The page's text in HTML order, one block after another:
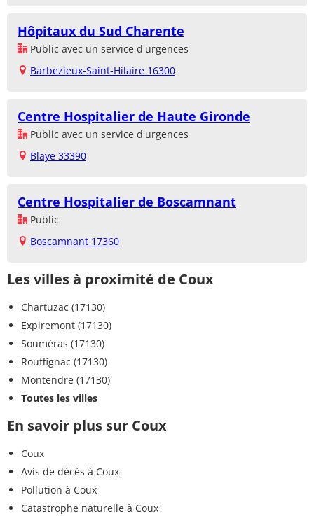
Hôpitaux du Sud Charente
Public avec un service d'urgences
Barbezieux-Saint-Hilaire 16300
Centre Hospitalier de Haute Gironde
Public avec un service d'urgences
Blaye 33390
Centre Hospitalier de Boscamnant
Public
Boscamnant 17360
Les villes à proximité de Coux
Chartuzac (17130)
Expiremont (17130)
Souméras (17130)
Rouffignac (17130)
Montendre (17130)
Toutes les villes
En savoir plus sur Coux
Coux
Avis de décès à Coux
Pollution à Coux
Catastrophe naturelle à Coux